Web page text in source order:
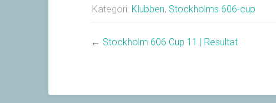
Kategori: Klubben, Stockholms 606-cup
← Stockholm 606 Cup 11 | Resultat